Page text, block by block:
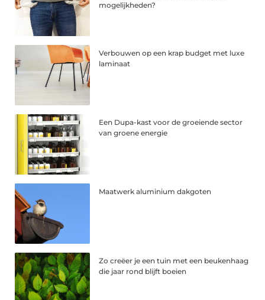
mogelijkheden?
Verbouwen op een krap budget met luxe
laminaat
Een Dupa-kast voor de groeiende sector
van groene energie
Maatwerk aluminium dakgoten
Zo creëer je een tuin met een beukenhaag
die jaar rond blijft boeien